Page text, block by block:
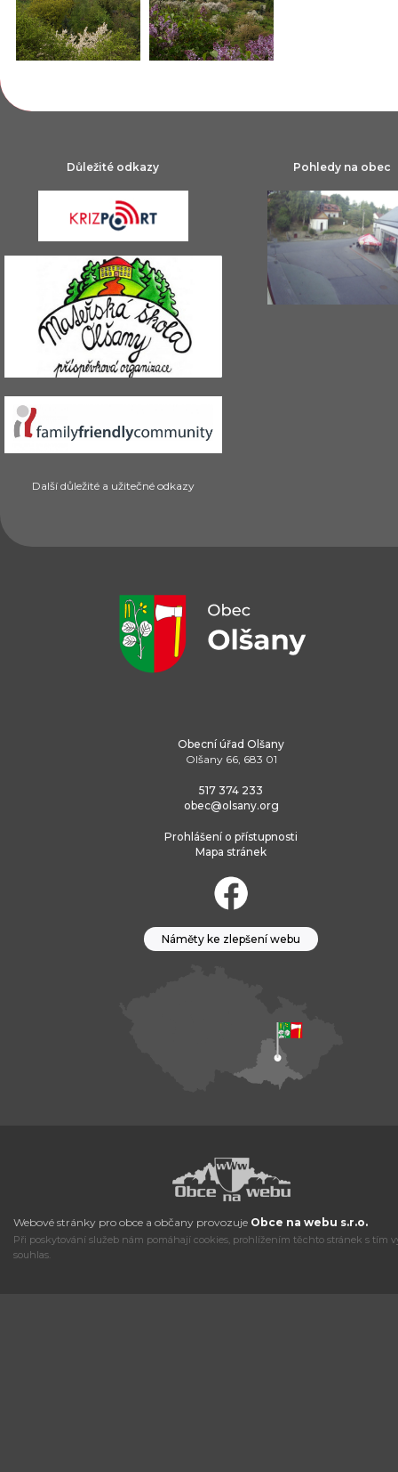
Důležité odkazy
Další důležité a užitečné odkazy
Pohledy na obec
Obecní úřad Olšany
Olšany 66, 683 01
517 374 233
obec@olsany.org
Prohlášení o přístupnosti
Mapa stránek
Náměty ke zlepšení webu
Webové stránky pro obce a občany provozuje Obce na webu s.r.o.
Při poskytování služeb nám pomáhají cookies, prohlížením těchto stránek s tím
souhlas.